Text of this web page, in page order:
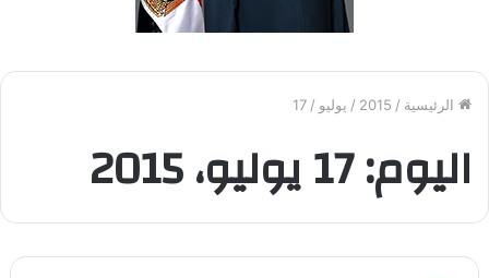
الرئيسية /
2015
/ يوليو /
17
اليوم:17 يوليو، 2015